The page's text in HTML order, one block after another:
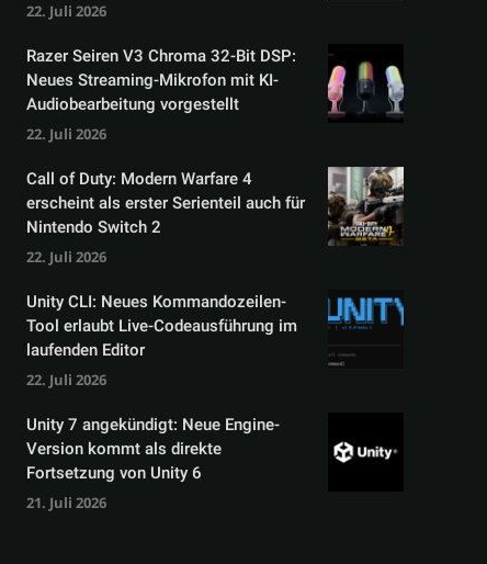
22. Juli 2026
Razer Seiren V3 Chroma 32-Bit DSP:
Neues Streaming-Mikrofon mit KI-
Audiobearbeitung vorgestellt
22. Juli 2026
Call of Duty: Modern Warfare 4
erscheint als erster Serienteil auch für
Nintendo Switch 2
22. Juli 2026
Unity CLI: Neues Kommandozeilen-
Tool erlaubt Live-Codeausführung im
laufenden Editor
22. Juli 2026
Unity 7 angekündigt: Neue Engine-
Version kommt als direkte
Fortsetzung von Unity 6
21. Juli 2026